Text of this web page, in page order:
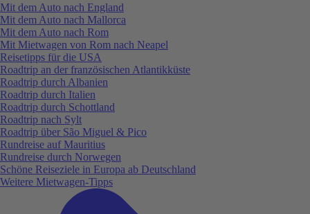
Mit dem Auto nach England
Mit dem Auto nach Mallorca
Mit dem Auto nach Rom
Mit Mietwagen von Rom nach Neapel
Reisetipps für die USA
Roadtrip an der französischen Atlantikküste
Roadtrip durch Albanien
Roadtrip durch Italien
Roadtrip durch Schottland
Roadtrip nach Sylt
Roadtrip über São Miguel & Pico
Rundreise auf Mauritius
Rundreise durch Norwegen
Schöne Reiseziele in Europa ab Deutschland
Weitere Mietwagen-Tipps